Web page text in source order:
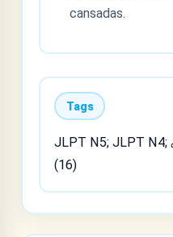
cansadas.
Tags
JLPT N5; JLPT N4;
(16)